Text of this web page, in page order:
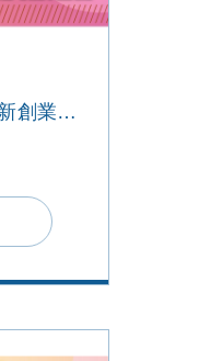
【國立中興大學】創新創業教育計畫 種子教師培訓課程